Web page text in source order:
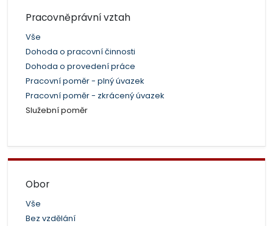
Pracovněprávní vztah
Vše
Dohoda o pracovní činnosti
Dohoda o provedení práce
Pracovní poměr - plný úvazek
Pracovní poměr - zkrácený úvazek
Služební poměr
Obor
Vše
Bez vzdělání